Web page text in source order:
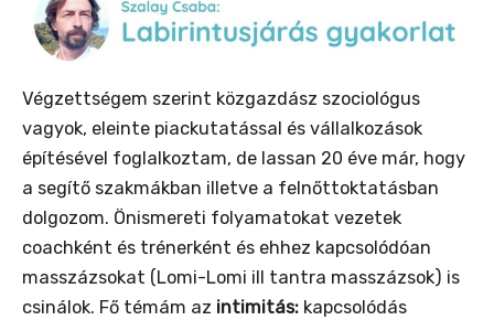
Végzettségem szerint közgazdász szociológus
vagyok, eleinte piackutatással és vállalkozások
építésével foglalkoztam, de lassan 20 éve már, hogy
a segítő szakmákban illetve a felnőttoktatásban
dolgozom. Önismereti folyamatokat vezetek
coachként és trénerként és ehhez kapcsolódóan
masszázsokat (Lomi-Lomi ill tantra masszázsok) is
csinálok. Fő témám az intimitás: kapcsolódás